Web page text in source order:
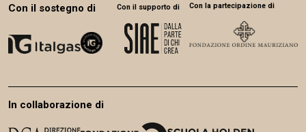
Con il sostegno di Con il supporto di Con la partecipazione di
In collaborazione di